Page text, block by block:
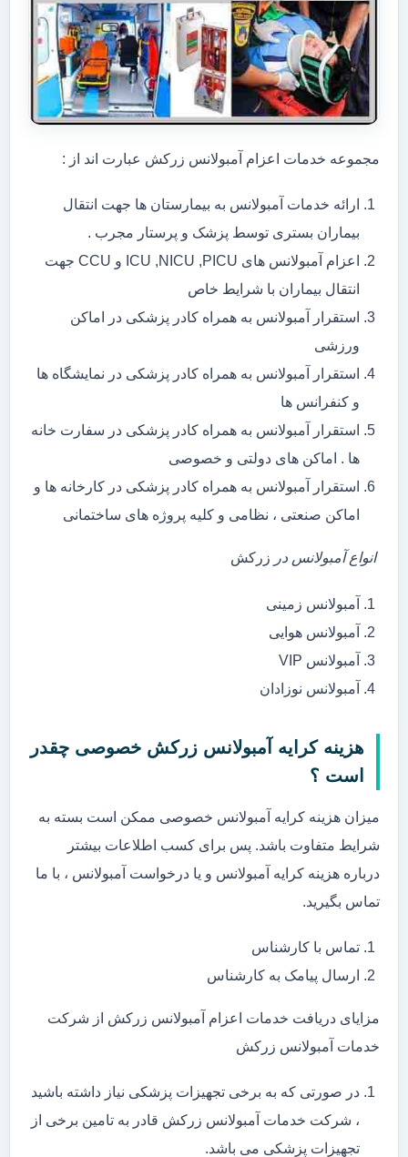
مجموعه خدمات اعزام آمبولانس زرکش عبارت اند از :
ارائه خدمات آمبولانس به بیمارستان ها جهت انتقال
بیماران بستری توسط پزشک و پرستار مجرب .
اعزام آمبولانس های ICU ,NICU ,PICU و CCU جهت
انتقال بیماران با شرایط خاص
استقرار آمبولانس به همراه کادر پزشکی در اماکن
ورزشی
استقرار آمبولانس به همراه کادر پزشکی در نمایشگاه ها
و کنفرانس ها
استقرار آمبولانس به همراه کادر پزشکی در سفارت خانه
ها . اماکن های دولتی و خصوصی
استقرار آمبولانس به همراه کادر پزشکی در کارخانه ها و
اماکن صنعتی ، نظامی و کلیه پروژه های ساختمانی
انواع آمبولانس در زرکش
آمبولانس زمینی
آمبولانس هوایی
آمبولانس VIP
آمبولانس نوزادان
هزینه کرایه آمبولانس زرکش خصوصی چقدر
است ؟
میزان هزینه کرایه آمبولانس خصوصی ممکن است بسته به
شرایط متفاوت باشد. پس برای کسب اطلاعات بیشتر
درباره هزینه کرایه آمبولانس و یا درخواست آمبولانس ، با ما
تماس بگیرید.
تماس با کارشناس
ارسال پیامک به کارشناس
مزایای دریافت خدمات اعزام آمبولانس زرکش از شرکت
خدمات آمبولانس زرکش
در صورتی که به برخی تجهیزات پزشکی نیاز داشته باشید
، شرکت خدمات آمبولانس زرکش قادر به تامین برخی از
تجهیزات پزشکی می باشد.